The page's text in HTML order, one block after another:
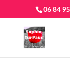
06 84